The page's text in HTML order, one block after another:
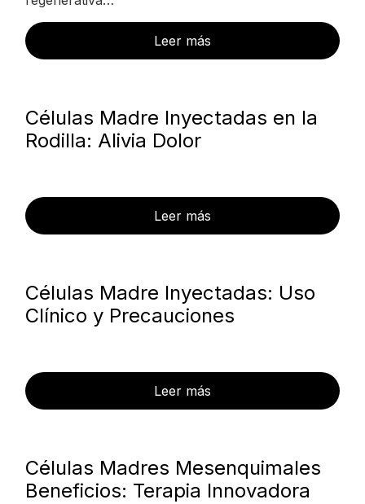
Leer más
Células Madre Inyectadas en la
Rodilla: Alivia Dolor
Leer más
Células Madre Inyectadas: Uso
Clínico y Precauciones
Leer más
Células Madres Mesenquimales
Beneficios: Terapia Innovadora